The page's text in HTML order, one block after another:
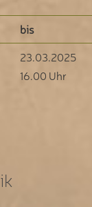
bis
23.03.2025
16.00 Uhr